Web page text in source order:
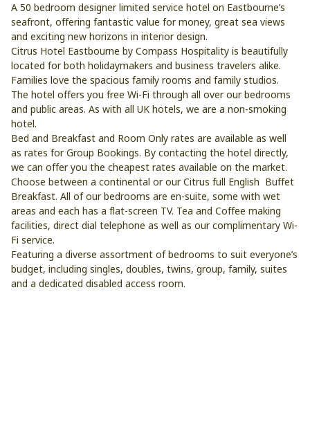
A 50 bedroom designer limited service hotel on Eastbourne’s
seafront, offering fantastic value for money, great sea views
and exciting new horizons in interior design.
Citrus Hotel Eastbourne by Compass Hospitality is beautifully
located for both holidaymakers and business travelers alike.
Families love the spacious family rooms and family studios.
The hotel offers you free Wi-Fi through all over our bedrooms
and public areas. As with all UK hotels, we are a non-smoking
hotel.
Bed and Breakfast and Room Only rates are available as well
as rates for Group Bookings. By contacting the hotel directly,
we can offer you the cheapest rates available on the market.
Choose between a continental or our Citrus full English Buffet
Breakfast. All of our bedrooms are en-suite, some with wet
areas and each has a flat-screen TV. Tea and Coffee making
facilities, direct dial telephone as well as our complimentary Wi-
Fi service.
Featuring a diverse assortment of bedrooms to suit everyone’s
budget, including singles, doubles, twins, group, family, suites
and a dedicated disabled access room.